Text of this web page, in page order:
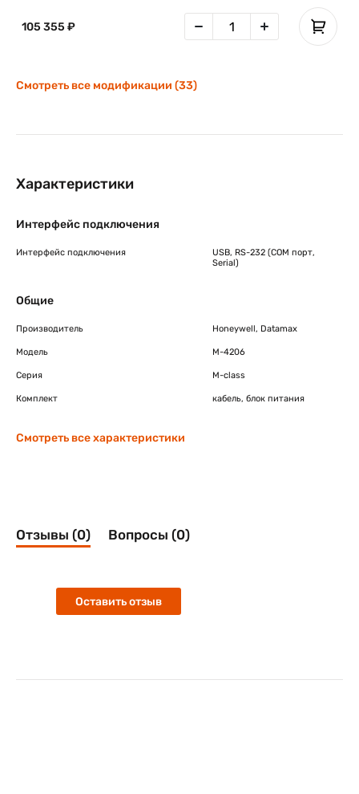
105 355 ₽
Смотреть все модификации (33)
Характеристики
Интерфейс подключения
Интерфейс подключения
USB, RS-232 (COM порт,
Serial)
Общие
Производитель Honeywell, Datamax
Модель M-4206
Серия M-class
Комплект кабель, блок питания
Смотреть все характеристики
Отзывы (0) Вопросы (0)
Оставить отзыв